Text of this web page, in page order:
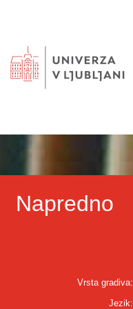
Napredno
Vrsta gradiva:
Jezik: